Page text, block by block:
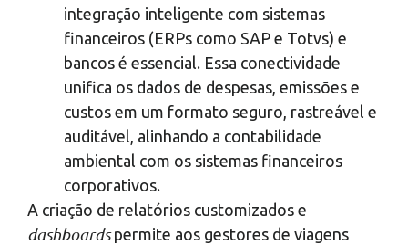
integração inteligente com sistemas
financeiros (ERPs como SAP e Totvs) e
bancos é essencial. Essa conectividade
unifica os dados de despesas, emissões e
custos em um formato seguro, rastreável e
auditável, alinhando a contabilidade
ambiental com os sistemas financeiros
corporativos.
A criação de relatórios customizados e
dashboardspermite aos gestores de viagens